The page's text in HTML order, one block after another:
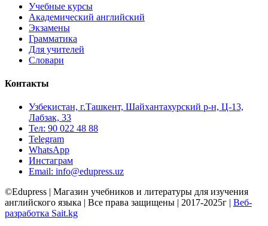
Учебные курсы
Академический английский
Экзамены
Грамматика
Для учителей
Словари
Контакты
Узбекистан, г.Ташкент, Шайхантахурский р-н, Ц-13,
Лабзак, 33
Тел: 90 022 48 88
Telegram
WhatsApp
Инстаграм
Email: info@edupress.uz
©Edupress | Магазин учебников и литературы для изучения
английского языка | Все права защищены | 2017-2025г | Веб-
разработка Sait.kg